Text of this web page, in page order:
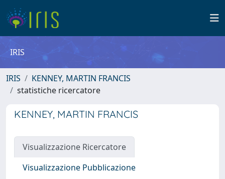
IRIS
IRIS
KENNEY, MARTIN FRANCIS
statistiche ricercatore
KENNEY, MARTIN FRANCIS
Visualizzazione Ricercatore
Visualizzazione Pubblicazione